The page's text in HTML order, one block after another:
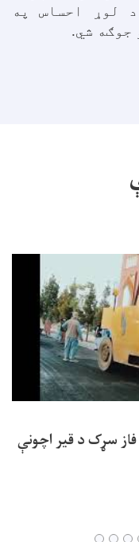
لوړ احساس په
جوګه شي.
سړک د قير اچونې